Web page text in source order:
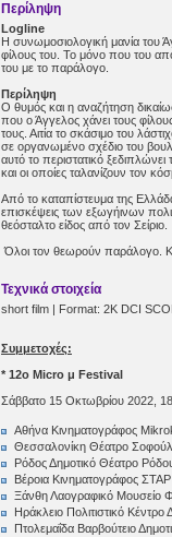
Περίληψη
Logline
Η συνωμοσιολογική μανία του
φίλους του. Το μόνο που του
του με το παράλογο.
Περίληψη
Ο θυμός και η αναζήτηση
που ο Άγγελος χάνει τους
τους. Αιτία το σκάσιμο του
σε οργανωμένο σχέδιο του
αυτό το περιστατικό
και οι οποίες ταλανίζουν τον
Από το καταπίστευμα της
επισκέψεις των εξωγήινων
θεόσταλτο είδος από τον Σείριο.
Όλοι τον θεωρούν παράλογο.
Τεχνικά στοιχεία
short film | Format: 2K DCI
Συμμετοχές:
* 12ο Micro μ Festival
Σάββατο 15 Οκτωβρίου 2022,
Αθήνα Κινηματογράφος
Θεσσαλονίκη Θέατρο
Ρόδος Δημοτικό Θέατρο
Βέροια Κινηματογράφος
Ξάνθη Λαογραφικό Μουσείο
Ηράκλειο Πολιτιστικό
Πτολεμαΐδα Βαρβούτειο